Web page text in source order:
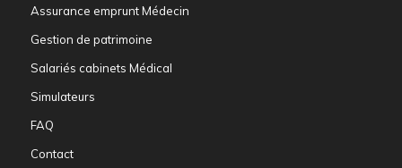
Assurance emprunt Médecin
Gestion de patrimoine
Salariés cabinets Médical
Simulateurs
FAQ
Contact